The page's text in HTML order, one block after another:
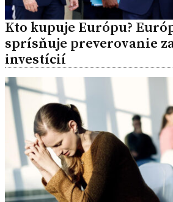
Kto kupuje Európu?
sprísňuje preverovanie
investícií